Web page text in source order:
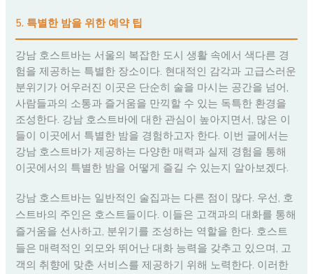
5. 특별한 밤을 위한 예약 팁
강남 호스트바는 서울의 복잡한 도시 생활 속에서 색다른 경
험을 제공하는 특별한 장소이다. 현대적인 감각과 고급스러운
분위기가 어우러진 이곳은 단순히 술을 마시는 공간을 넘어,
사람들과의 소통과 즐거움을 만끽할 수 있는 독특한 환경을
조성한다. 강남 호스트바에 대한 관심이 높아지면서, 많은 이
들이 이곳에서 특별한 밤을 경험하고자 한다. 이번 글에서는
강남 호스트바가 제공하는 다양한 매력과 실제 경험을 통해
이곳에서의 특별한 밤을 어떻게 즐길 수 있는지 알아보겠다.
강남 호스트바는 일반적인 술집과는 다른 점이 많다. 우선, 호
스트바의 주인은 호스트들이다. 이들은 고객과의 대화를 통해
즐거움을 선사하고, 분위기를 조성하는 역할을 한다. 호스트
들은 매력적인 외모와 뛰어난 대화 능력을 갖추고 있으며, 고
객의 취향에 맞춘 서비스를 제공하기 위해 노력한다. 이러한